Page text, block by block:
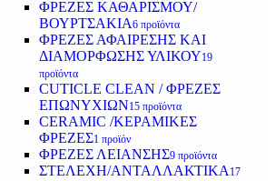
ΦΡΕΖΕΣ ΚΑΘΑΡΙΣΜΟΥ/
ΒΟΥΡΤΣΑΚΙΑ6 προϊόντα
ΦΡΕΖΕΣ ΑΦΑΙΡΕΣΗΣ ΚΑΙ
ΔΙΑΜΟΡΦΩΣΗΣ ΥΛΙΚΟΥ19
προϊόντα
CUTICLE CLEAN / ΦΡΕΖΕΣ
ΕΠΩΝΥΧΙΩΝ15 προϊόντα
CERAMIC /ΚΕΡΑΜΙΚΕΣ
ΦΡΕΖΕΣ1 προϊόν
ΦΡΕΖΕΣ ΛΕΙΑΝΣΗΣ9 προϊόντα
ΣΤΕΛΕΧΗ/ΑΝΤΑΛΛΑΚΤΙΚΑ 17